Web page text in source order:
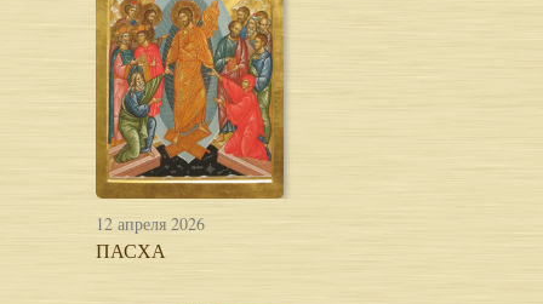
12 апреля 2026
ПАСХА